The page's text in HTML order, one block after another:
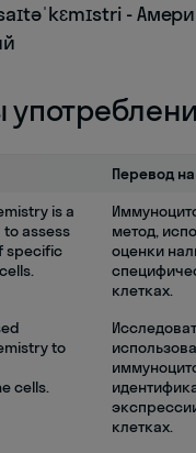
-
Перевод
is a
assess
specific
метод,
оценки
клетках.
to
cells.
клетках.